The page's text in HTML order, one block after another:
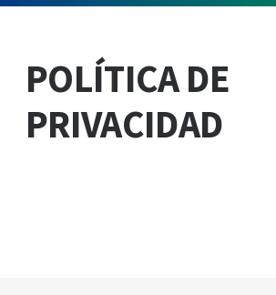
POLÍTICA DE
PRIVACIDAD